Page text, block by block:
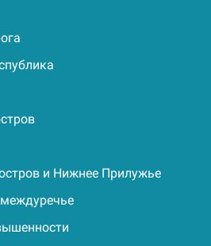
и Нижнее Прилужье